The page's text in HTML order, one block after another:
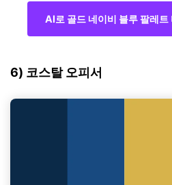
AI로 골드 네이비 블루 팔레트
6) 코스탈 오피서